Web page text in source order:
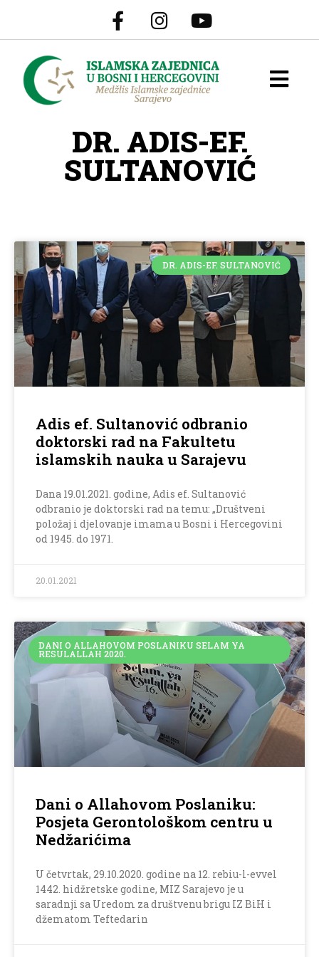
DR. ADIS-EF.
SULTANOVIĆ
DR. ADIS-EF. SULTANOVIĆ
Adis ef. Sultanović odbranio
doktorski rad na Fakultetu
islamskih nauka u Sarajevu
Dana 19.01.2021. godine, Adis ef. Sultanović
odbranio je doktorski rad na temu: „Društveni
položaj i djelovanje imama u Bosni i Hercegovini
od 1945. do 1971.
20.01.2021
DANI O ALLAHOVOM POSLANIKU SELAM YA
RESULALLAH 2020.
Dani o Allahovom Poslaniku:
Posjeta Gerontološkom centru u
Nedžarićima
U četvrtak, 29.10.2020. godine na 12. rebiu-l-evvel
1442. hidžretske godine, MIZ Sarajevo je u
saradnji sa Uredom za društvenu brigu IZ BiH i
džematom Teftedarin